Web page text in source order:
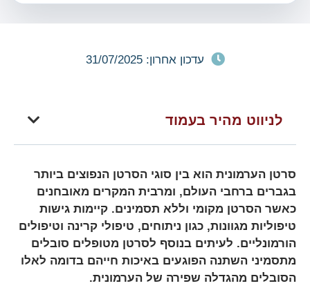
עדכון אחרון: 31/07/2025
לניווט מהיר בעמוד
סרטן הערמונית הוא בין סוגי הסרטן הנפוצים ביותר
בגברים ברחבי העולם, ומרבית המקרים מאובחנים
כאשר הסרטן מקומי וללא תסמינים. קיימות גישות
טיפוליות מגוונות, כגון ניתוחים, טיפולי קרינה וטיפולים
הורמונליים. לעיתים בנוסף לסרטן מטופלים סובלים
מתסמיני השתנה הפוגעים באיכות חייהם בדומה לאלו
הסובלים מהגדלה שפירה של הערמונית.